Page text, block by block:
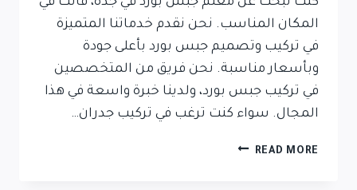
المكان المناسب. نحن نقدم خدماتنا المتميزة
في تركيب وتصميم جبس بورد بأعلى جودة
وبأسعار مناسبة. نحن فريق من المتخصصين
في تركيب جبس بورد، ولدينا خبرة واسعة في هذا
المجال. سواء كنت ترغب في تركيب جدران…
READ MORE